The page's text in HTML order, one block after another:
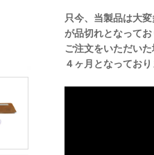
只今、当製品は大
が品切れとなってお
ご注文をいただい
４ヶ月となっており